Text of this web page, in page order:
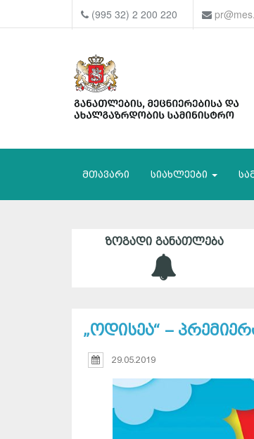
(995 32) 2 200 220
მთავარი სიახლეები
ᲖᲝᲒᲐᲓᲘ ᲒᲐᲜᲐᲗᲚᲔᲑᲐ
„ოდისეა“ –
29.05.2019